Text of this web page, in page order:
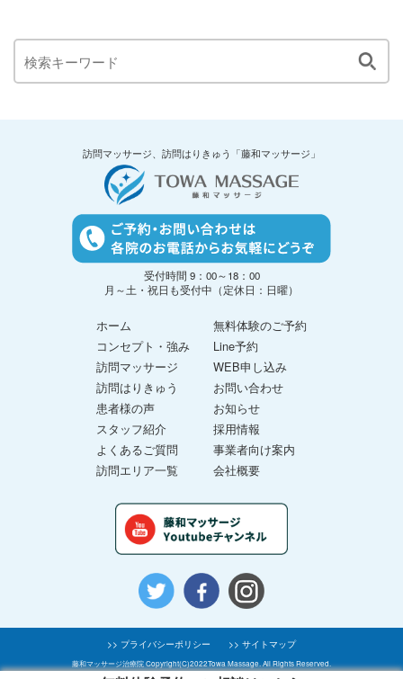
訪問マッサージ、訪問はりきゅう「藤和マッサージ」
受付時間 9：00～18：00
月～土・祝日も受付中（定休日：日曜）
ホーム
コンセプト・強み
訪問マッサージ
訪問はりきゅう
患者様の声
スタッフ紹介
よくあるご質問
訪問エリア一覧
無料体験のご予約
Line予約
WEB申し込み
お問い合わせ
お知らせ
採用情報
事業者向け案内
会社概要
>> プライバシーポリシー >> サイトマップ
藤和マッサージ治療院 Copyright(C)2022Towa Massage. All Rights Reserved.